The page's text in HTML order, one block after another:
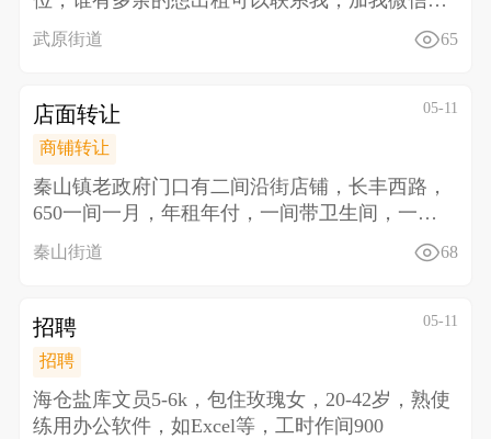
聊13013
武原街道 65
店面转让 05-11
商铺转让
秦山镇老政府门口有二间沿街店铺，长丰西路，
650一间一月，年租年付，一间带卫生间，一间
带厨房，对面文
秦山街道 68
招聘 05-11
招聘
海仓盐库文员5-6k，包住 玫瑰女，20-42岁，熟使
练用办公软件，如Excel等，工时作间900